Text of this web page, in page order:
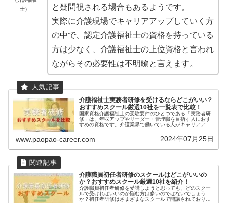
士）
と疑問視される場合もあるようです。
実際に介護現場でキャリアアップしていく方
の中で、認定介護福祉士の資格を持っている
方は少なく、介護福祉士の上位資格と言われ
ながらその必要性は不明瞭と言えます。
介護福祉士実務者研修を受けるならどこがいい？
おすすめスクール厳選10社を一覧表で比較！
国家資格介護福祉士の受験要件のひとつである「実務者研
修」は、年収アップやリーダー・管理職を目指す人におす
すめの資格です。介護業界で働いている人がキャリアアッ
んの資格校が実務者研修を実施して...
www.paopao-career.com 2024年07月25日
介護職員初任者研修のスクールはどこがいいの
か？おすすめスクール厳選10社を紹介！
介護職員初任者研修を受講しようと思っても、どのスクー
ルで受ければいいのか悩む方は多いのではないでしょう
か？初任者研修はさまざまなスクールで開講されており、